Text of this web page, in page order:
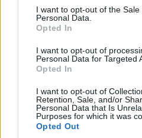
consent section.
I want to opt-out of the Sale
Personal Data.
Opted In
I want to opt-out of
Personal Data for Targeted
Opted In
I want to opt-out of
Retention, Sale, and/or
Personal Data that Is
Purposes for which it was
Opted Out
Záporoznak a köridők és még
hátrányban, viszont kemény
helyre, a közepeseken Norris és
negyedik helyen.
És máris az élen az egyik Red
idővel került az első helyre a
tökéletes kör és az idő is lesz